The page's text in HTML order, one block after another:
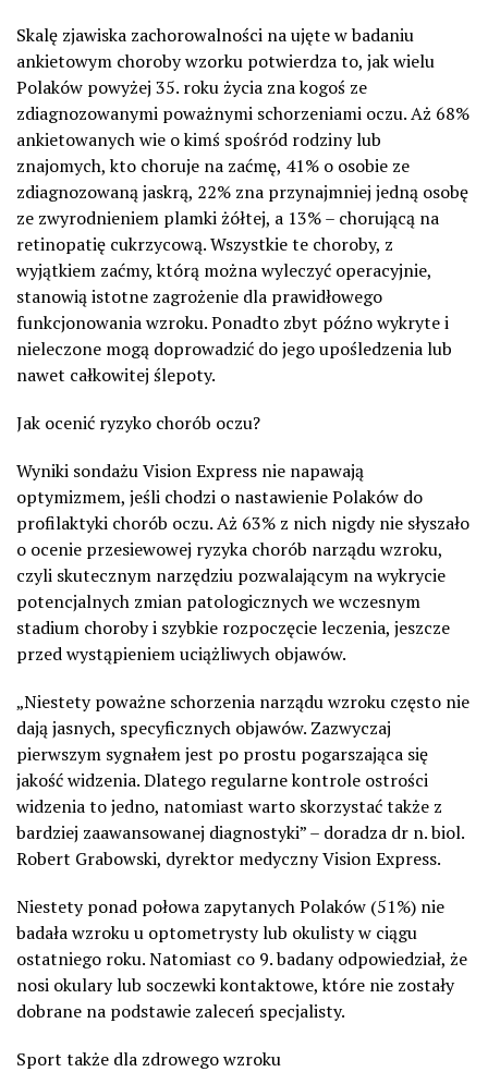
Skalę zjawiska zachorowalności na ujęte w badaniu
ankietowym choroby wzorku potwierdza to, jak wielu
Polaków powyżej 35. roku życia zna kogoś ze
zdiagnozowanymi poważnymi schorzeniami oczu. Aż 68%
ankietowanych wie o kimś spośród rodziny lub
znajomych, kto choruje na zaćmę, 41% o osobie ze
zdiagnozowaną jaskrą, 22% zna przynajmniej jedną osobę
ze zwyrodnieniem plamki żółtej, a 13% – chorującą na
retinopatię cukrzycową. Wszystkie te choroby, z
wyjątkiem zaćmy, którą można wyleczyć operacyjnie,
stanowią istotne zagrożenie dla prawidłowego
funkcjonowania wzroku. Ponadto zbyt późno wykryte i
nieleczone mogą doprowadzić do jego upośledzenia lub
nawet całkowitej ślepoty.
Jak ocenić ryzyko chorób oczu?
Wyniki sondażu Vision Express nie napawają
optymizmem, jeśli chodzi o nastawienie Polaków do
profilaktyki chorób oczu. Aż 63% z nich nigdy nie słyszało
o ocenie przesiewowej ryzyka chorób narządu wzroku,
czyli skutecznym narzędziu pozwalającym na wykrycie
potencjalnych zmian patologicznych we wczesnym
stadium choroby i szybkie rozpoczęcie leczenia, jeszcze
przed wystąpieniem uciążliwych objawów.
„Niestety poważne schorzenia narządu wzroku często nie
dają jasnych, specyficznych objawów. Zazwyczaj
pierwszym sygnałem jest po prostu pogarszająca się
jakość widzenia. Dlatego regularne kontrole ostrości
widzenia to jedno, natomiast warto skorzystać także z
bardziej zaawansowanej diagnostyki” – doradza dr n. biol.
Robert Grabowski, dyrektor medyczny Vision Express.
Niestety ponad połowa zapytanych Polaków (51%) nie
badała wzroku u optometrysty lub okulisty w ciągu
ostatniego roku. Natomiast co 9. badany odpowiedział, że
nosi okulary lub soczewki kontaktowe, które nie zostały
dobrane na podstawie zaleceń specjalisty.
Sport także dla zdrowego wzroku